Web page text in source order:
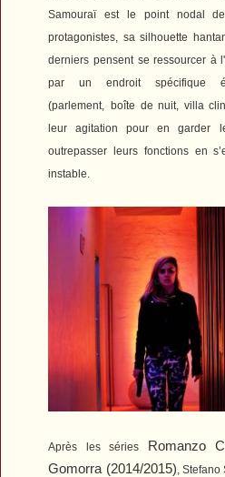
Samouraï est le point nodal
protagonistes, sa silhouette
derniers pensent se ressourcer à
par un endroit spécifique
(parlement, boîte de nuit, villa
leur agitation pour en garder
outrepasser leurs fonctions en
instable.
Après les séries Romanzo
Gomorra (2014/2015), Stefano